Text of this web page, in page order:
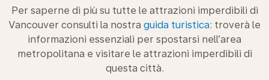
Per saperne di più su tutte le attrazioni imperdibili di
Vancouver consulti la nostra guida turistica: troverà le
informazioni essenziali per spostarsi nell’area
metropolitana e visitare le attrazioni imperdibili di
questa città.